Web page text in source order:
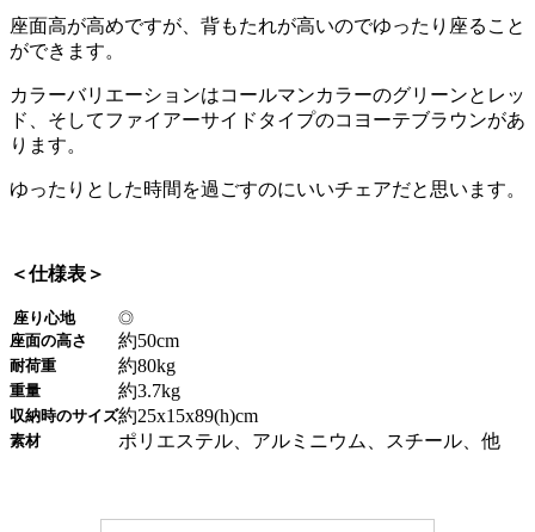
座面高が高めですが、背もたれが高いのでゆったり座ること
ができます。
カラーバリエーションはコールマンカラーのグリーンとレッ
ド、そしてファイアーサイドタイプのコヨーテブラウンがあ
ります。
ゆったりとした時間を過ごすのにいいチェアだと思います。
＜仕様表＞
座り心地
◎
座面の高さ
約50cm
耐荷重 約80kg
重量 約3.7kg
収納時のサイズ約25x15x89(h)cm
素材 ポリエステル、アルミニウム、スチール、他